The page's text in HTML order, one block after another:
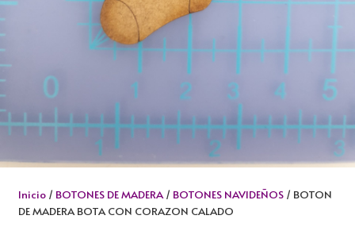
Inicio/ BOTONES DE MADERA/ BOTONES NAVIDEÑOS/ BOTON
DE MADERA BOTA CON CORAZON CALADO